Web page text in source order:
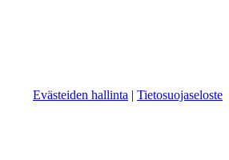
Evästeiden hallinta | Tietosuojaseloste